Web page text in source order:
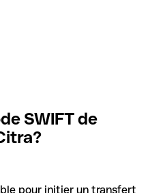
SWIFT de
pour initier un transfert